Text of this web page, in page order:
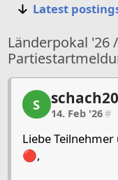
Latest
Länderpokal '26
schach2018, 1/
S
14. Feb '26#
Liebe
🔴,